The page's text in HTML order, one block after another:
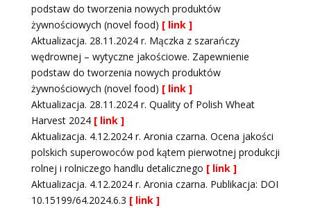
podstaw do tworzenia nowych produktów
żywnościowych (novel food) [ link ]
Aktualizacja. 28.11.2024 r. Mączka z szarańczy
wędrownej – wytyczne jakościowe. Zapewnienie
podstaw do tworzenia nowych produktów
żywnościowych (novel food) [ link ]
Aktualizacja. 28.11.2024 r. Quality of Polish Wheat
Harvest 2024 [ link ]
Aktualizacja. 4.12.2024 r. Aronia czarna. Ocena jakości
polskich superowoców pod kątem pierwotnej produkcji
rolnej i rolniczego handlu detalicznego [ link ]
Aktualizacja. 4.12.2024 r. Aronia czarna. Publikacja: DOI
10.15199/64.2024.6.3 [ link ]